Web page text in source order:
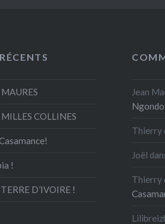
MAURES
MILLES COLLINES
!
D’IVOIRE !
Jean
Ngondo
Thierry
Joël
Thierry